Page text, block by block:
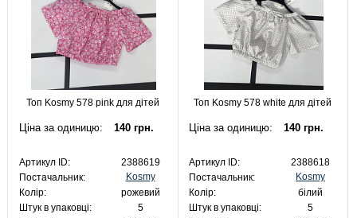
Топ Kosmy 578 pink для дітей
Ціна за одиницю: 140 грн.
Артикул ID:
2388619
Постачальник:
Kosmy
Колір:
рожевий
Штук в упаковці:
5
Топ Kosmy 578 white для дітей
Ціна за одиницю: 140 грн.
Артикул ID:
2388618
Постачальник:
Kosmy
Колір:
білий
Штук в упаковці:
5